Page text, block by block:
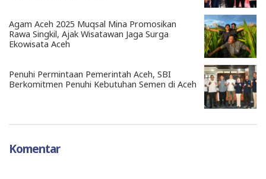
Agam Aceh 2025 Muqsal Mina Promosikan
Rawa Singkil, Ajak Wisatawan Jaga Surga
Ekowisata Aceh
Penuhi Permintaan Pemerintah Aceh, SBI
Berkomitmen Penuhi Kebutuhan Semen di Aceh
Komentar